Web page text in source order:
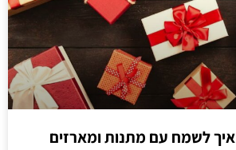
איך לשמח עם מתנות ומארזים